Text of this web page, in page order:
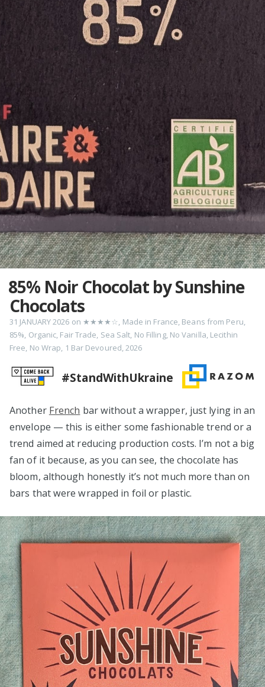
85% Noir Chocolat by Sunshine
Chocolats
31 JANUARY 2026 on ★★★★☆, Made in France, Beans from Peru,
85%, Organic, Fair Trade, Sea Salt, No Filling, No Vanilla, Lecithin
Free, No Wrap, 1 Bar Devoured,2026
#StandWithUkraine
Another French bar without a wrapper, just lying in an
envelope — this is either some fashionable trend or a
trend aimed at reducing production costs. I’m not a big
fan of it because, as you can see, the chocolate has
bloom, although honestly it’s not much more than on
bars that were wrapped in foil or plastic.